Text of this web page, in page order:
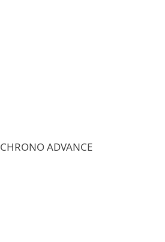
CHRONO ADVANCE